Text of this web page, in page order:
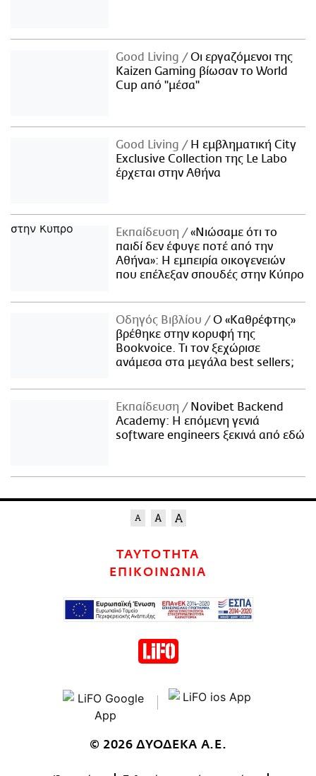
Good Living
Οι εργαζόμενοι της
Kaizen Gaming βίωσαν το World
Cup από "μέσα"
Good Living
Η εμβληματική City
Exclusive Collection της Le Labo
έρχεται στην Αθήνα
Εκπαίδευση
«Νιώσαμε ότι το
παιδί δεν έφυγε ποτέ από την
Αθήνα»: Η εμπειρία οικογενειών
που επέλεξαν σπουδές στην Κύπρο
Οδηγός Βιβλίου
Ο «Καθρέφτης»
βρέθηκε στην κορυφή της
Bookvoice. Τι τον ξεχώρισε
ανάμεσα στα μεγάλα best sellers;
Εκπαίδευση
Novibet Backend
Academy: Η επόμενη γενιά
software engineers ξεκινά από εδώ
ΤΑΥΤΟΤΗΤΑ
ΕΠΙΚΟΙΝΩΝΙΑ
© 2026 ΔΥΟΔΕΚΑ Α.Ε.